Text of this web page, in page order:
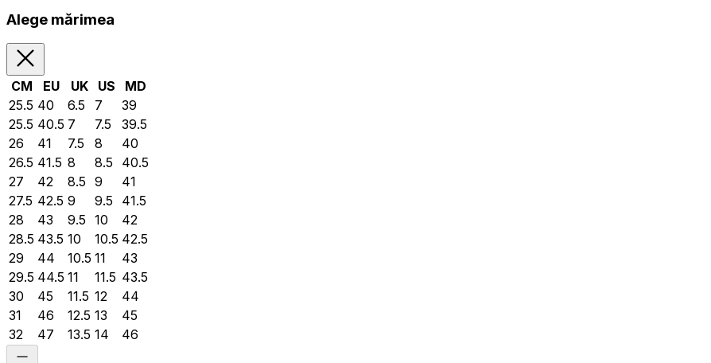
Alege mărimea
CM EU UK US
MD
25.5 40 6.5 7
39
25.5 40.5 7 7.5
39.5
26
41 7.5 8
40
26.5 41.5 8 8.5
40.5
27
42 8.5 9
41
27.5 42.5 9 9.5
41.5
28
43 9.5 10
42
28.5 43.5 10 10.5 42.5
29
44 10.5 11
43
29.5 44.5 11 11.5 43.5
30
45 11.5 12
44
31
46 12.5 13
45
32
47 13.5 14 46